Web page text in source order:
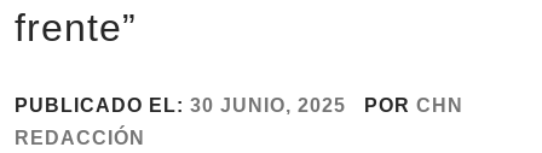
frente”
PUBLICADO EL: 30 JUNIO, 2025 POR CHN
REDACCIÓN